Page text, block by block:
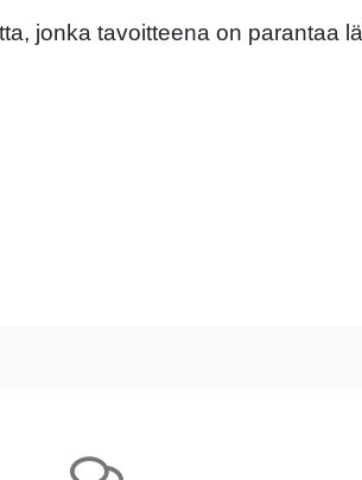
jonka tavoitteena on parantaa